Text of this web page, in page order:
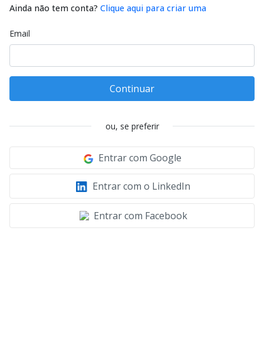
Ainda não tem conta? Clique aqui para criar uma
Email
Continuar
ou, se preferir
Entrar com Google
Entrar com o LinkedIn
Entrar com Facebook